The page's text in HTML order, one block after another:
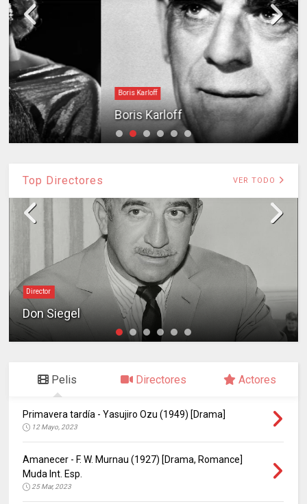
Boris Karloff
Boris Karloff
Top Directores VER TODO
Director
Don Siegel
Pelis Directores Actores
Primavera tardía - Yasujiro Ozu (1949) [Drama]
12 Mayo, 2023
Amanecer - F. W. Murnau (1927) [Drama, Romance]
Muda Int. Esp.
25 Mar, 2023